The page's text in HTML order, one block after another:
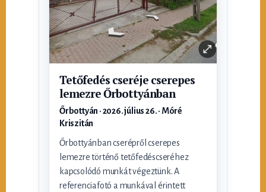
Tetőfedés cseréje cserepes
lemezre Őrbottyánban
Őrbottyán · 2026. július 26. · Móré
Kriszitán
Őrbottyánban cserépről cserepes
lemezre történő tetőfedéscseréhez
kapcsolódó munkát végeztünk. A
referenciafotó a munkával érintett